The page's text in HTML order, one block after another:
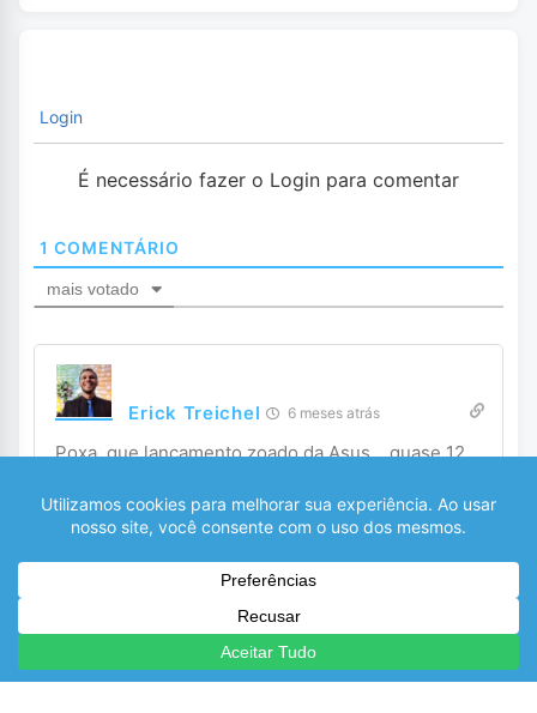
Login
É necessário fazer o Login para comentar
1 COMENTÁRIO
mais votado
Erick Treichel 6 meses atrás
Poxa, que lançamento zoado da Asus… quase 12
1